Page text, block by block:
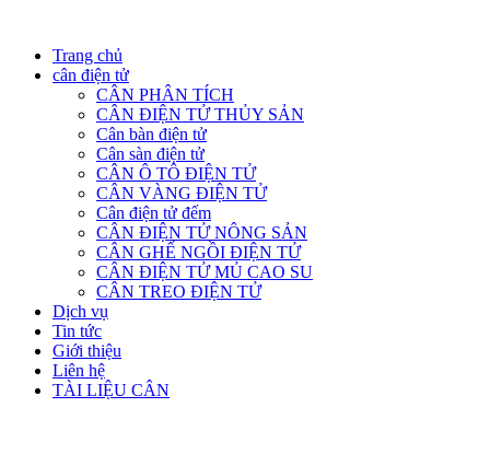
Trang chủ
cân điện tử
CÂN PHÂN TÍCH
CÂN ĐIỆN TỬ THỦY SẢN
Cân bàn điện tử
Cân sàn điện tử
CÂN Ô TÔ ĐIỆN TỬ
CÂN VÀNG ĐIỆN TỬ
Cân điện tử đếm
CÂN ĐIỆN TỬ NÔNG SẢN
CÂN GHẾ NGỒI ĐIỆN TỬ
CÂN ĐIỆN TỬ MỦ CAO SU
CÂN TREO ĐIỆN TỬ
Dịch vụ
Tin tức
Giới thiệu
Liên hệ
TÀI LIỆU CÂN